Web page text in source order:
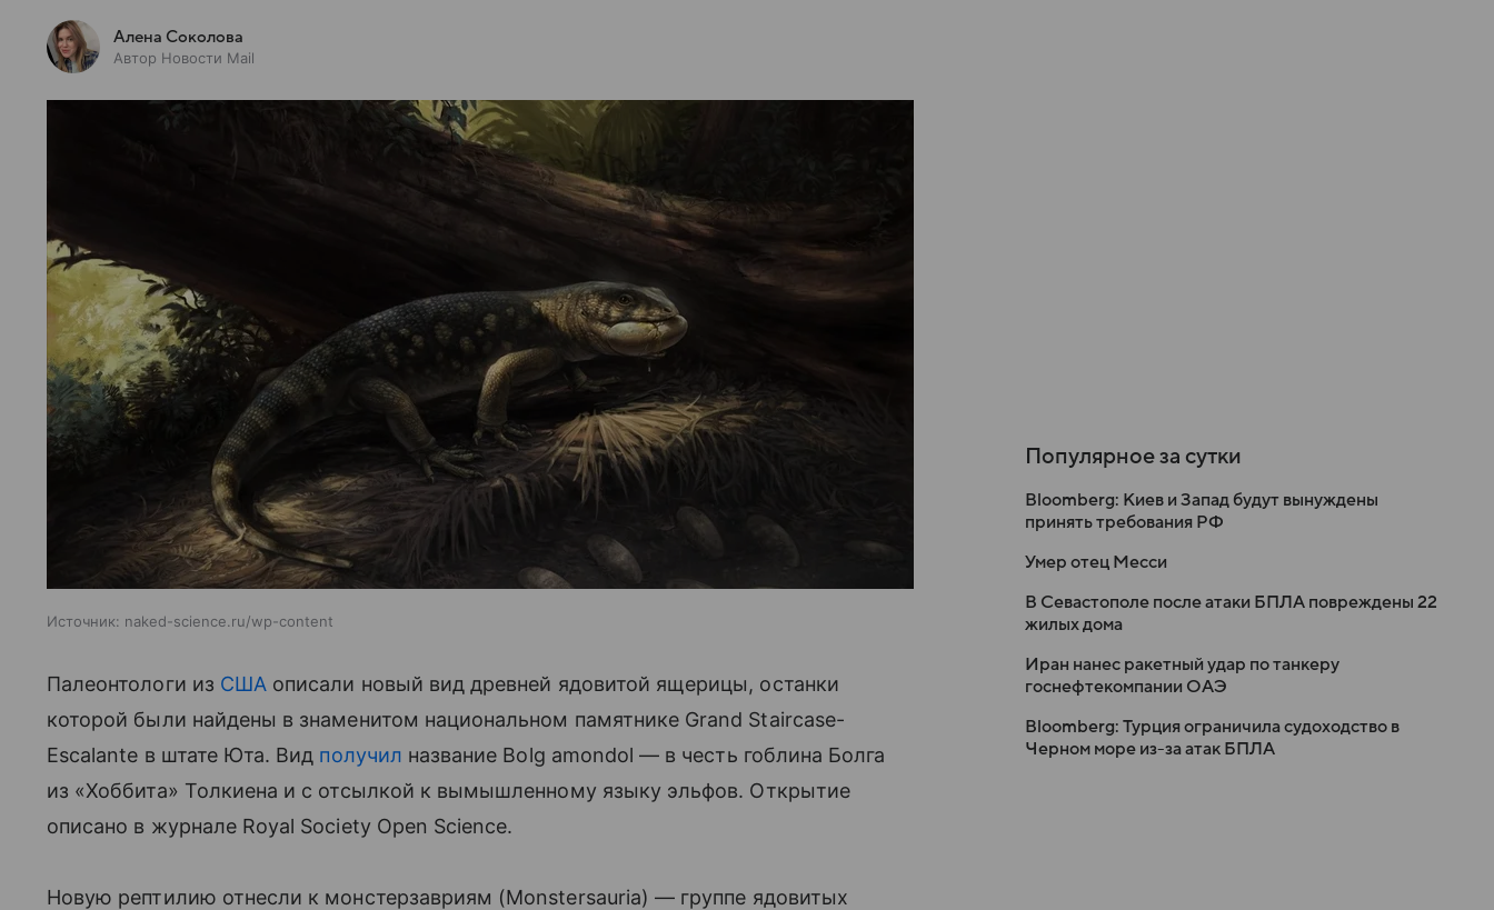
Алена Соколова
Автор Новости Mail
Источник: naked-science.ru/wp-content
Палеонтологи из США описали новый вид древней ядовитой ящерицы, останки
которой были найдены в знаменитом национальном памятнике Grand Staircase-
Escalante в штате Юта. Вид получил название Bolg amondol — в честь гоблина Болга
из «Хоббита» Толкиена и с отсылкой к вымышленному языку эльфов. Открытие
описано в журнале Royal Society Open Science.
Новую рептилию отнесли к монстерзавриям (Monstersauria) — группе ядовитых
Популярное за сутки
Bloomberg: Киев и Запад будут вынуждены
принять требования РФ
Умер отец Месси
В Севастополе после атаки БПЛА повреждены 22
жилых дома
Иран нанес ракетный удар по танкеру
госнефтекомпании ОАЭ
Bloomberg: Турция ограничила судоходство в
Черном море из-за атак БПЛА